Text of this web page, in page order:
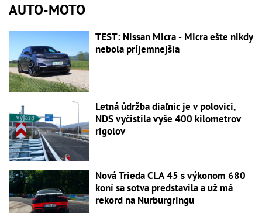
AUTO-MOTO
TEST: Nissan Micra - Micra ešte nikdy
nebola príjemnejšia
Letná údržba diaľnic je v polovici,
NDS vyčistila vyše 400 kilometrov
rigolov
Nová Trieda CLA 45 s výkonom 680
koní sa sotva predstavila a už má
rekord na Nurburgringu